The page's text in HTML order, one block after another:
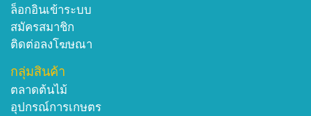
ล็อกอินเข้าระบบ
สมัครสมาชิก
ติดต่อลงโฆษณา
กลุ่มสินค้า
ตลาดต้นไม้
อุปกรณ์การเกษตร